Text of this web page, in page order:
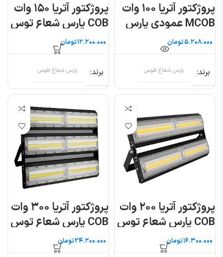
پروژکتور آتریا ۱۰۰ وات
MCOB عمودی پارس
شعاع توس
تومان
برند پارس شعاع طوس
پروژکتور آتریا ۱۵۰ وات
COB پارس شعاع توس
تومان
برند پارس شعاع طوس
پروژکتور آتریا ۲۰۰ وات
COB پارس شعاع توس
تومان
پروژکتور آتریا ۳۰۰ وات
COB پارس شعاع توس
تومان